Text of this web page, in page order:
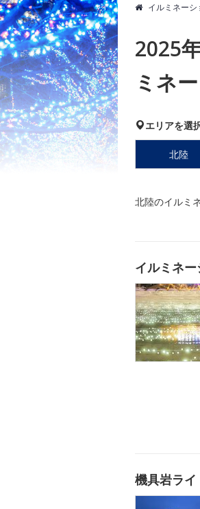
イルミネー
2025
ミネ
エリアを選
北陸
北陸のイルミ
イルミネ
機具岩ラ